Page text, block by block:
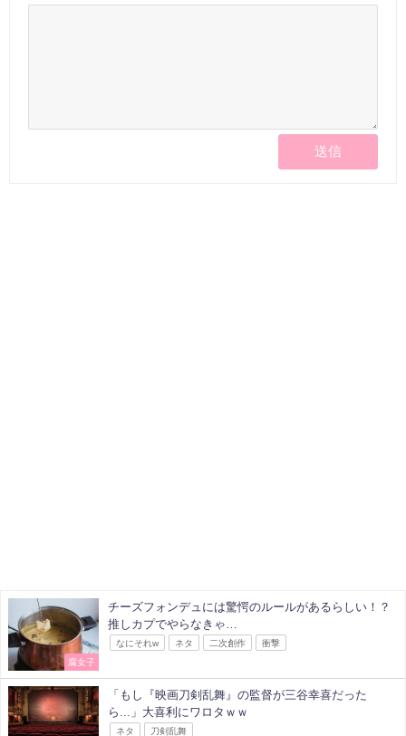
腐女子
チーズフォンデュには驚愕のルールがあるらしい！？
推しカプでやらなきゃ…
なにそれw ネタ 二次創作 衝撃
「もし『映画刀剣乱舞』の監督が三谷幸喜だった
ら...」大喜利にワロタｗｗ
ネタ 刀剣乱舞